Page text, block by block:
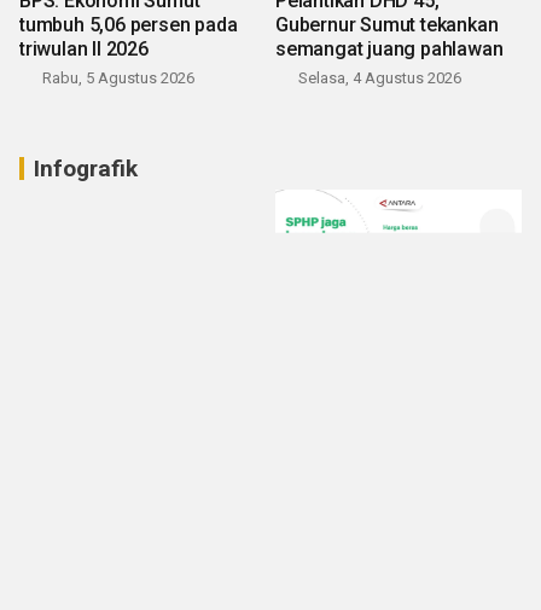
tumbuh 5,06 persen pada
triwulan II 2026
Rabu, 5 Agustus 2026
Gubernur Sumut tekankan
semangat juang pahlawan
Selasa, 4 Agustus 2026
Infografik